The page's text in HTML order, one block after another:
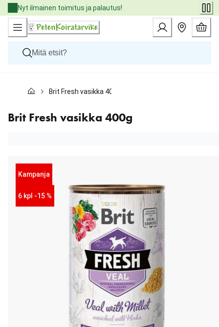
Skip
to
Content
Nyt ilmainen toimitus ja palautus!
Kissat
Eläinlääkäriruoat
Tuotemerkit
Brit Fresh vasikka 400g
Brit Fresh vasikka 400g
Kampanja
6 kpl -15 %